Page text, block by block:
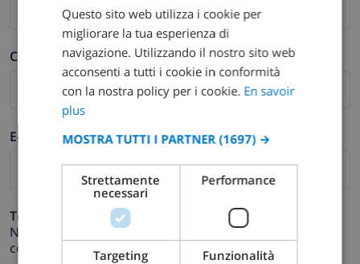
Cognome *
E-mail *
Telefono *
Nel caso in cui il tuo indirizzo email non funzioni
correttamente.
DUTCH
SPANISH
GERMAN
DANISH
NORWEGIAN
Questo sito web utilizza i cookie per
migliorare la tua esperienza di
navigazione. Utilizzando il nostro sito web
acconsenti a tutti i cookie in conformità
con la nostra policy per i cookie. En savoir
plus
MOSTRA TUTTI I PARTNER (1697) →
Strettamente
necessari
Performance
Targeting Funzionalità